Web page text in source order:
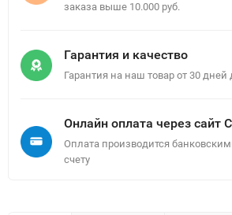
заказа выше 10.000 руб.
Гарантия и качество
Гарантия на наш товар от 30 дней
Онлайн оплата через сайт
Оплата производится
счету